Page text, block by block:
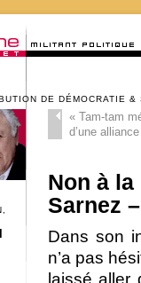
DE DÉMOCRATIE &
«Tam-tam
d’une
Non à
Sarnez
Dans son
n’a pas
laissé aller